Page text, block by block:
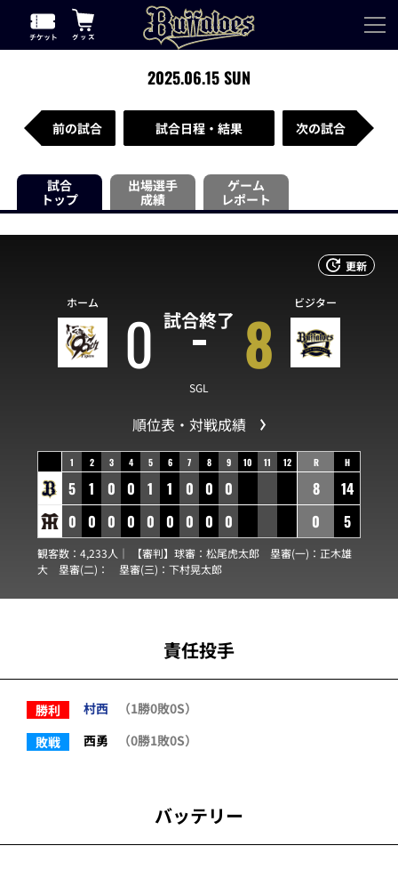
2025.06.15 SUN
前の試合 試合日程・結果 次の試合
試合
トップ
出場選手
成績
ゲーム
レポート
更新
試合終了
ホーム 0 8 ビジター
SGL
順位表・対戦成績
1 2 3 4 5 6 7 8 9 10 11 12
5 1 0 0 1 1 0 0 0
0 0 0 0 0 0 0 0 0
R H
8
14
0
5
観客数：4,233人｜ 【審判】球審： 松尾虎太郎 塁審(一)： 正木雄
大 塁審(二)： 塁審(三)： 下村晃太郎
責任投手
勝利 村西
（1勝0敗0S）
敗戦
西勇 （0勝1敗0S）
バッテリー